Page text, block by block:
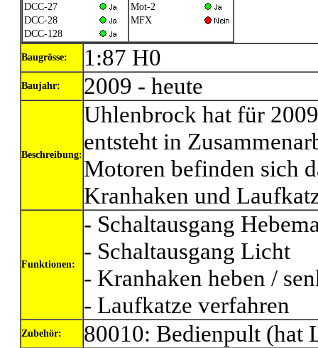
DCC-27
DCC-28
DCC-128
Mot-2
MFX
Baugrösse: 1:87 H0
Baujahr: 2009 - heute
Beschreibung:
Uhlenbrock hat für
entsteht in
Motoren befinden sich
Kranhaken und
Funktionen:
- Schaltausgang
- Schaltausgang Licht
- Kranhaken heben /
- Laufkatze verfahren
Zubehör: 80010: Bedienpult (hat